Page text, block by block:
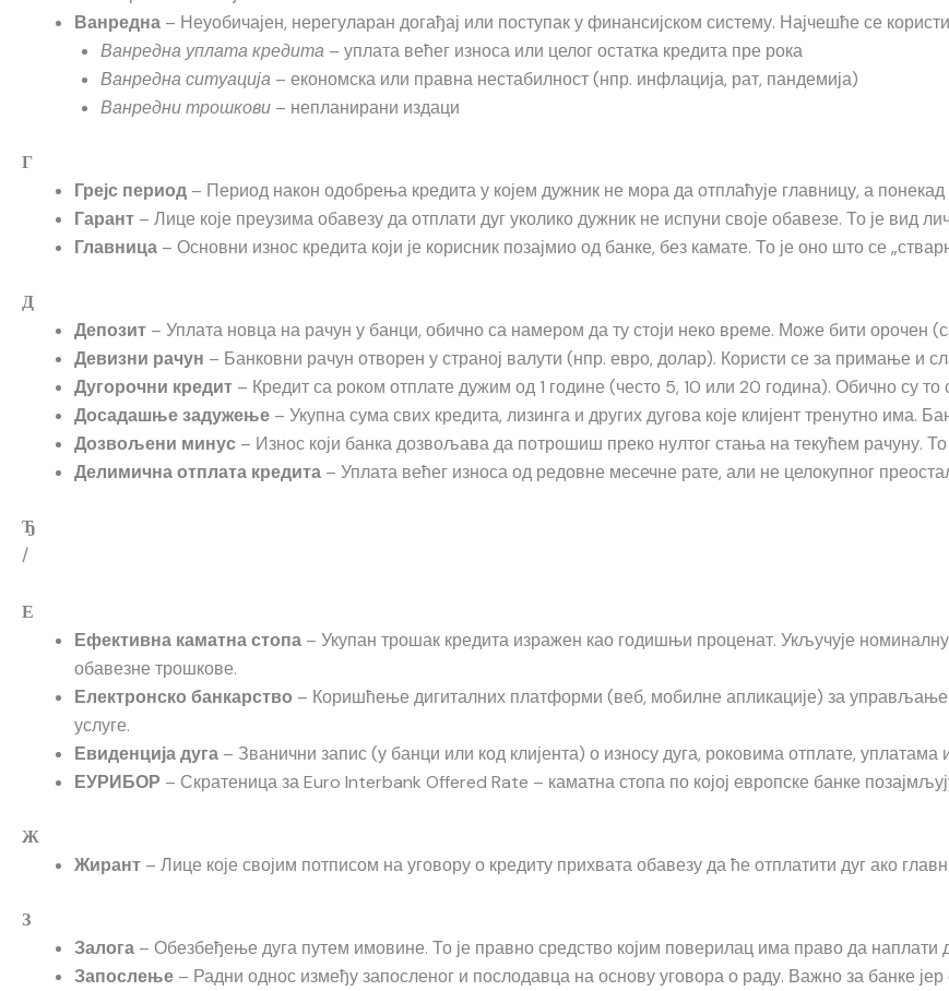
Ванредна – Неуобичајен, нерегуларан догађај или поступак у финансијском систему. Најчешће се
Ванредна уплата кредита – уплата већег износа или целог остатка кредита пре рока
Ванредна ситуација – економска или правна нестабилност (нпр. инфлација, рат, пандемија)
Ванредни трошкови – непланирани издаци
Г
Грејс период – Период након одобрења кредита у којем дужник не мора да отплаћује главницу, а
Гарант – Лице које преузима обавезу да отплати дуг уколико дужник не испуни своје обавезе. То је вид
Главница – Основни износ кредита који је корисник позајмио од банке, без камате. То је оно што се
Д
Депозит – Уплата новца на рачун у банци, обично са намером да ту стоји неко време. Може бити
Девизни рачун – Банковни рачун отворен у страној валути (нпр. евро, долар). Користи се за примање и
Дугорочни кредит – Кредит са роком отплате дужим од 1 године (често 5, 10 или 20 година). Обично су
Досадашње задужење – Укупна сума свих кредита, лизинга и других дугова које клијент тренутно има.
Дозвољени минус – Износ који банка дозвољава да потрошиш преко нултог стања на текућем рачуну. То
Делимична отплата кредита – Уплата већег износа од редовне месечне рате, али не целокупног
Ђ
/
Е
Ефективна каматна стопа – Укупан трошак кредита изражен као годишњи проценат. Укључује
обавезне трошкове.
Електронско банкарство – Коришћење дигиталних платформи (веб, мобилне апликације) за
услуге.
Евиденција дуга – Званични запис (у банци или код клијента) о износу дуга, роковима отплате, уплатама
ЕУРИБОР – Скратеница за Euro Interbank Offered Rate – каматна стопа по којој европске банке
Ж
Жирант – Лице које својим потписом на уговору о кредиту прихвата обавезу да ће отплатити дуг ако
З
Залога – Обезбеђење дуга путем имовине. То је правно средство којим поверилац има право да
Запослење – Радни однос између запосленог и послодавца на основу уговора о раду. Важно за банке